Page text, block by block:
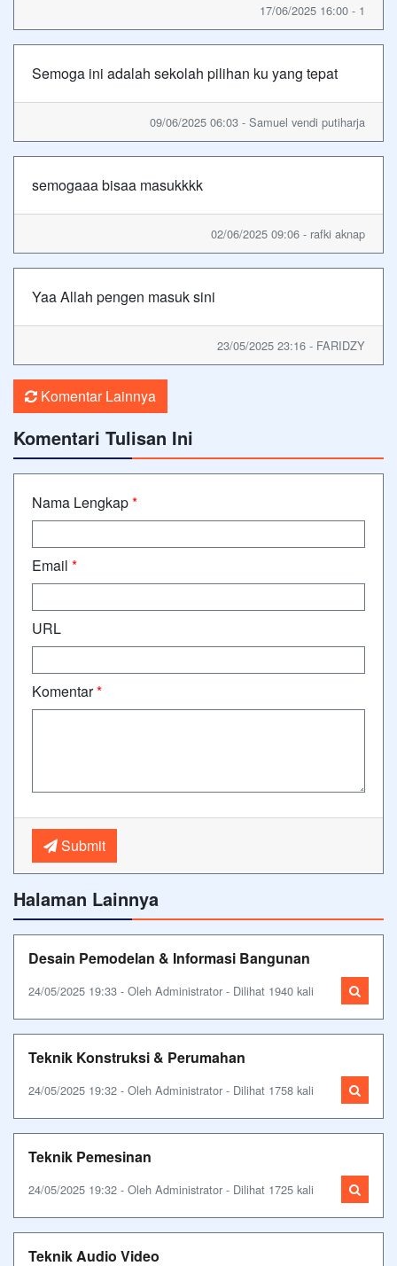
17/06/2025 16:00 - 1
Semoga ini adalah sekolah pilihan ku yang tepat
09/06/2025 06:03 - Samuel vendi putiharja
semogaaa bisaa masukkkk
02/06/2025 09:06 - rafki aknap
Yaa Allah pengen masuk sini
23/05/2025 23:16 - FARIDZY
Komentar Lainnya
Komentari Tulisan Ini
Nama Lengkap*
Email *
URL
Komentar*
Submit
Halaman Lainnya
Desain Pemodelan & Informasi Bangunan
24/05/2025 19:33 - Oleh Administrator - Dilihat 1940 kali
Teknik Konstruksi & Perumahan
24/05/2025 19:32 - Oleh Administrator - Dilihat 1758 kali
Teknik Pemesinan
24/05/2025 19:32 - Oleh Administrator - Dilihat 1725 kali
Teknik Audio Video